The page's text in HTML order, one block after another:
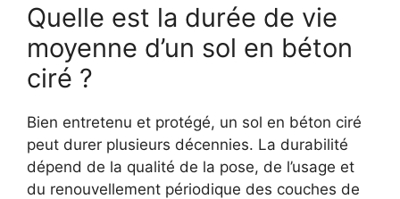
Quelle est la durée de vie
moyenne d’un sol en béton
ciré ?
Bien entretenu et protégé, un sol en béton ciré
peut durer plusieurs décennies. La durabilité
dépend de la qualité de la pose, de l’usage et
du renouvellement périodique des couches de